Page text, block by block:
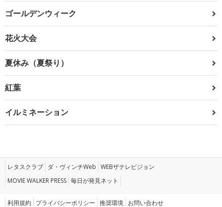
ゴールデンウィーク
花火大会
夏休み（夏祭り）
紅葉
イルミネーション
レタスクラブ ダ・ヴィンチWeb WEBザテレビジョン
MOVIE WALKER PRESS 毎日が発見ネット
利用規約 プライバシーポリシー 推奨環境 お問い合わせ